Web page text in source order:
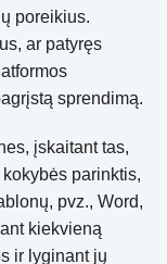
poreikius.
ar patyręs
sprendimą.
įskaitant tas,
parinktis,
pvz., Word,
kiekvieną
ir lyginant jų